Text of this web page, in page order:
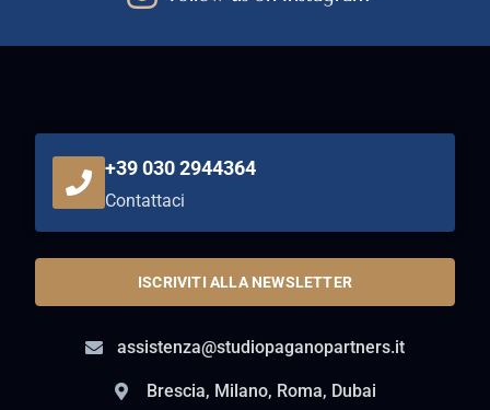
+39 030 2944364
Contattaci
ISCRIVITI ALLA NEWSLETTER
assistenza@studiopaganopartners.it
Brescia, Milano, Roma, Dubai